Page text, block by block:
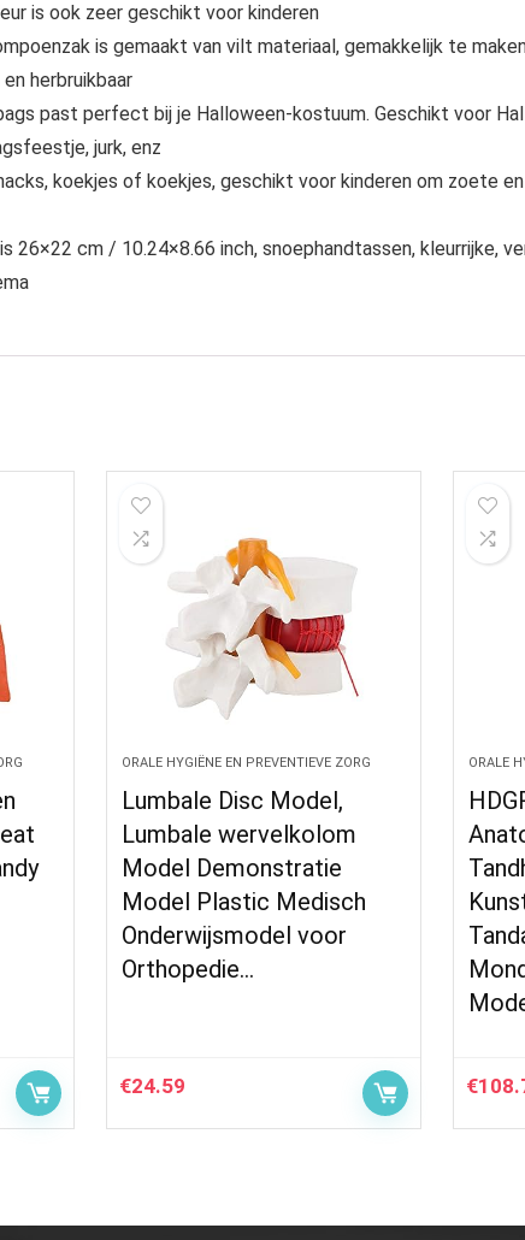
is ook zeer geschikt voor kinderen
is gemaakt van vilt materiaal, gemakkelijk te
herbruikbaar
past perfect bij je Halloween-kostuum. Geschikt voor
jurk, enz
koekjes of koekjes, geschikt voor kinderen om zoete
26×22 cm / 10.24×8.66 inch, snoephandtassen, kleurrijke,
ORALE HYGIËNE EN PREVENTIEVE ZORG
Lumbale Disc Model,
Lumbale wervelkolom
Model Demonstratie
Model Plastic Medisch
Onderwijsmodel voor
Orthopedie…
€24.59
ORALE
€